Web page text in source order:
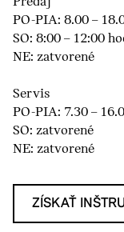
PO-PIA: 8.00 –
SO: 8:00 – 12:00
NE: zatvorené
Servis
PO-PIA: 7.30 –
SO: zatvorené
NE: zatvorené
ZÍSKAŤ